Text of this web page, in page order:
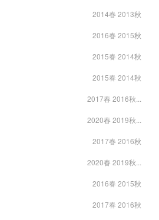
2014春 2013秋
2016春 2015秋
2015春 2014秋
2015春 2014秋
2017春 2016秋...
2020春 2019秋...
2017春 2016秋
2020春 2019秋...
2016春 2015秋
2017春 2016秋